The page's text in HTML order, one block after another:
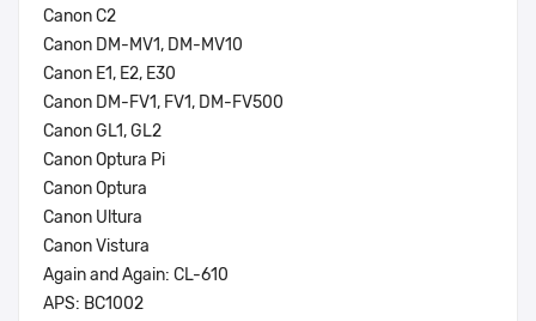
Canon C2
Canon DM-MV1, DM-MV10
Canon E1, E2, E30
Canon DM-FV1, FV1, DM-FV500
Canon GL1, GL2
Canon Optura Pi
Canon Optura
Canon Ultura
Canon Vistura
Again and Again: CL-610
APS: BC1002